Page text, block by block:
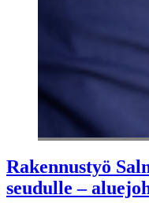
Rakennustyö
seudulle –